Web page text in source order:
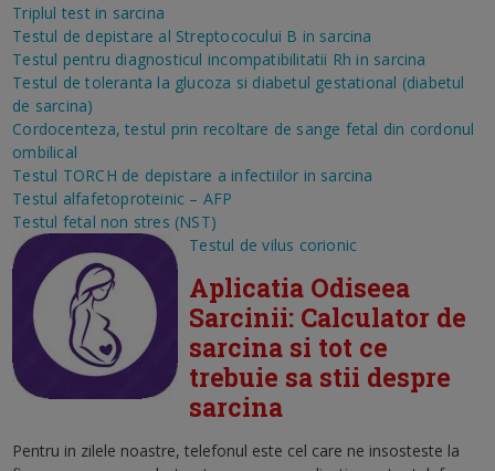
Triplul test in sarcina
Testul de depistare al Streptococului B in sarcina
Testul pentru diagnosticul incompatibilitatii Rh in sarcina
Testul de toleranta la glucoza si diabetul gestational (diabetul
de sarcina)
Cordocenteza, testul prin recoltare de sange fetal din cordonul
ombilical
Testul TORCH de depistare a infectiilor in sarcina
Testul alfafetoproteinic – AFP
Testul fetal non stres (NST)
Testul de vilus corionic
Aplicatia Odiseea
Sarcinii: Calculator de
sarcina si tot ce
trebuie sa stii despre
sarcina
Pentru in zilele noastre, telefonul este cel care ne insosteste la